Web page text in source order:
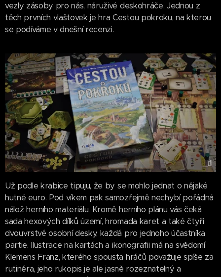
vezly zásoby pro nás, náruživé deskohráče. Jednou z
těch prvních vlaštovek je hra Cestou pokroku, na kterou
se podíváme v dnešní recenzi.
Už podle krabice tipuju, že by se mohlo jednat o nějaké
hutné euro. Pod víkem pak samozřejmě nechybí pořádná
nálož herního materiálu. Kromě herního plánu vás čeká
sada hexových dílků území, hromada karet a také čtyři
dvouvrstvé osobní desky, každá pro jednoho účastníka
partie. Ilustrace na kartách a ikonografii má na svědomí
Klemens Franz, kterého spousta hráčů považuje spíše za
rutinéra, jeho rukopis je ale jasně rozeznatelný a